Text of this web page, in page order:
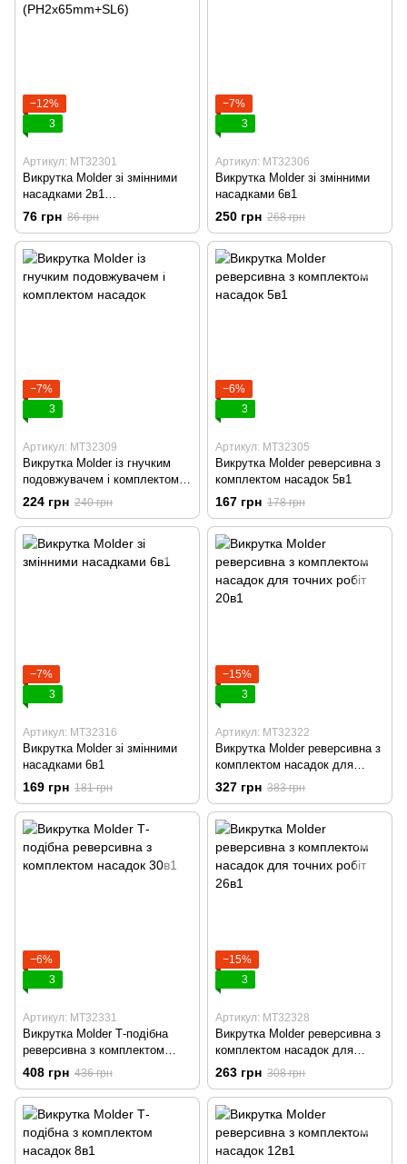
−12%
3
Артикул: MT32301
Викрутка Molder зі змінними
насадками 2в1
(PH2x65mm+SL6)
76 грн 86 грн
−7%
3
Артикул: MT32306
Викрутка Molder зі змінними
насадками 6в1
250 грн 268 грн
−7%
3
Артикул: MT32309
Викрутка Molder із гнучким
подовжувачем і комплектом
насадок
224 грн 240 грн
−6%
3
Артикул: MT32305
Викрутка Molder реверсивна з
комплектом насадок 5в1
167 грн 178 грн
−7%
3
Артикул: MT32316
Викрутка Molder зі змінними
насадками 6в1
169 грн 181 грн
−15%
3
Артикул: MT32322
Викрутка Molder реверсивна з
комплектом насадок для
точних робіт 20в1
327 грн 383 грн
−6%
3
Артикул: MT32331
Викрутка Molder Т-подібна
реверсивна з комплектом
насадок 30в1
408 грн 436 грн
−15%
3
Артикул: MT32328
Викрутка Molder реверсивна з
комплектом насадок для
точних робіт 26в1
263 грн 308 грн